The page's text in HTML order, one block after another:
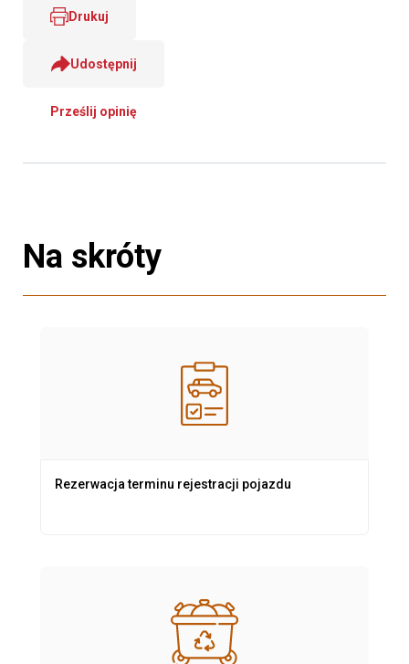
Drukuj
Udostępnij
Prześlij opinię
Na skróty
Rezerwacja terminu rejestracji pojazdu